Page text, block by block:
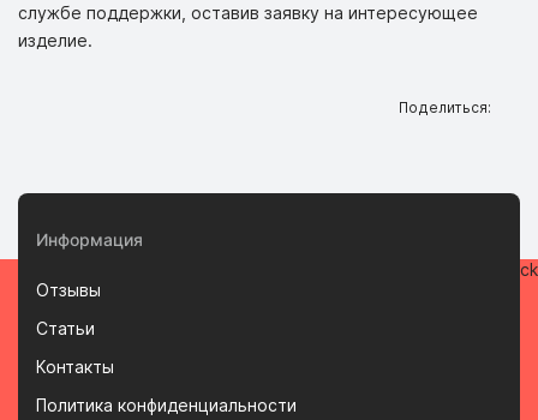
службе поддержки, оставив заявку на интересующее
изделие.
Поделиться:
Информация
Отзывы
Статьи
Контакты
Политика конфиденциальности